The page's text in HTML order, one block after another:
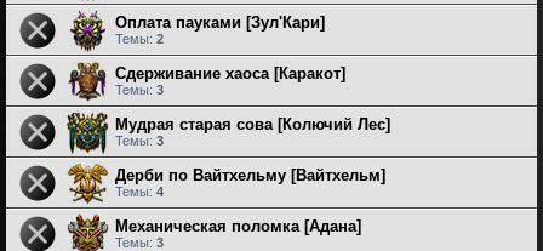
Оплата пауками [Зул'Кари]
Темы: 2
Сдерживание хаоса [Каракот]
Темы: 3
Мудрая старая сова [Колючий Лес]
Темы: 3
Дерби по Вайтхельму [Вайтхельм]
Темы: 4
Механическая поломка [Адана]
Темы: 3